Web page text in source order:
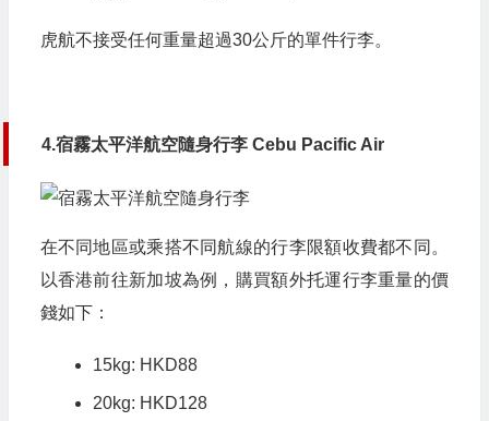
虎航不接受任何重量超過30公斤的單件行李。
4.宿霧太平洋航空隨身行李 Cebu Pacific Air
在不同地區或乘搭不同航線的行李限額收費都不同。
以香港前往新加坡為例，購買額外托運行李重量的價
錢如下：
15kg: HKD88
20kg: HKD128